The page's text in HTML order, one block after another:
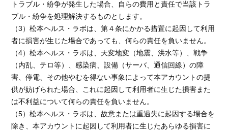
トラブル・紛争が発生した場合、自らの費用と責任で当該トラ
ブル・紛争を処理解決するものとします。
（3）松本ヘルス・ラボは、第４条にかかる措置に起因して利用
者に損害が生じた場合であっても、何らの責任を負いません。
（4）松本ヘルス・ラボは、天変地変（地震、洪水等）、戦争
（内乱、テロ等）、感染病、設備（サーバ、通信回線）の障
害、停電、その他やむを得ない事象によって本アカウントの提
供が妨げられた場合、これに起因して利用者に生じた損害また
は不利益について何らの責任を負いません。
（5）松本ヘルス・ラボは、故意または重過失に起因する場合を
除き、本アカウントに起因して利用者に生じたあらゆる損害に